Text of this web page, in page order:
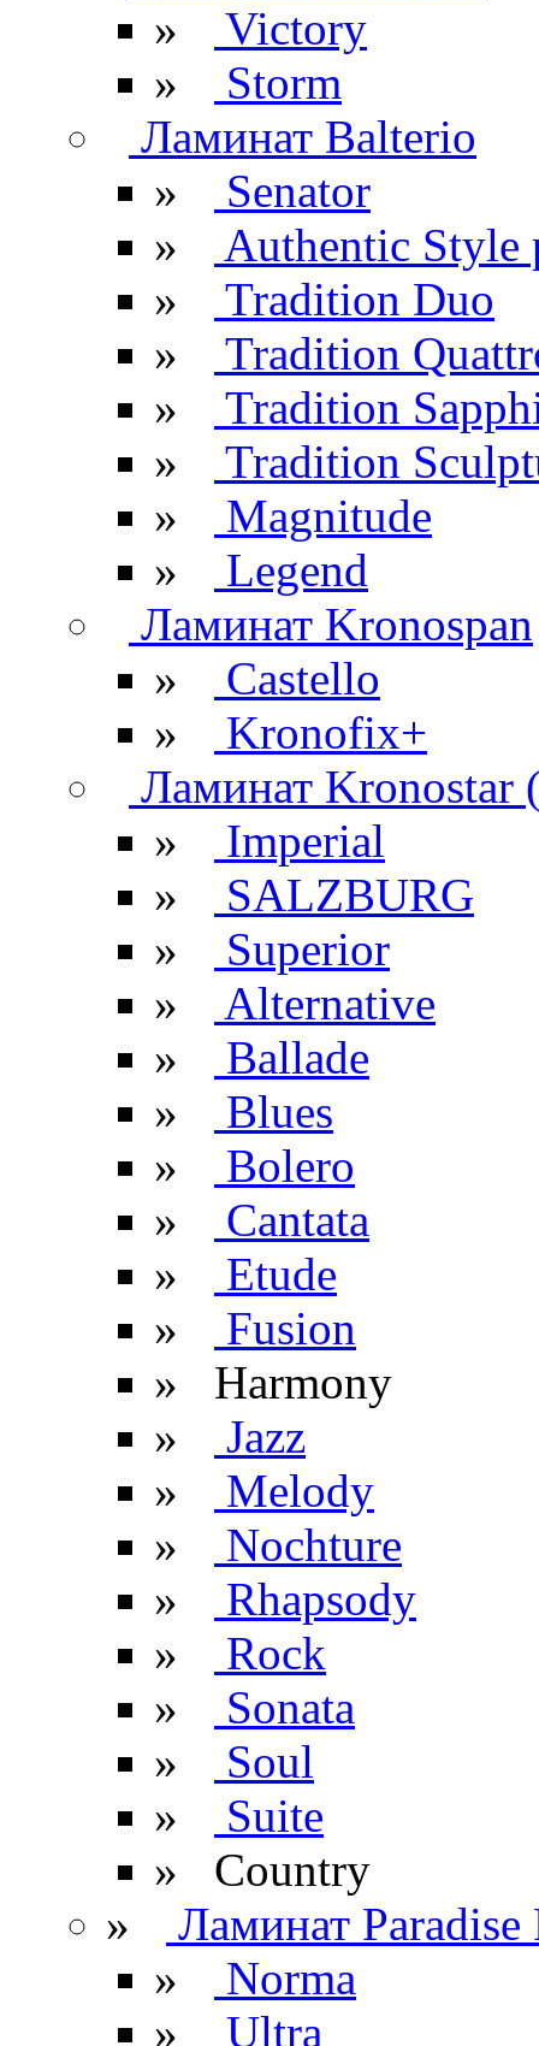
»
Victory
»
Storm
Ламинат Balterio
»
Senator
»
Authentic Style
»
Tradition Duo
»
Tradition
»
Tradition
»
Tradition
»
Magnitude
»
Legend
Ламинат Kronospan
»
Castello
»
Kronofix+
Ламинат Kronostar
»
Imperial
»
SALZBURG
»
Superior
»
Alternative
»
Ballade
»
Blues
»
Bolero
»
Cantata
»
Etude
»
Fusion
» Harmony
»
Jazz
»
Melody
»
Nochture
»
Rhapsody
»
Rock
»
Sonata
»
Soul
»
Suite
» Сountry
»
Ламинат Paradise
»
Norma
»
Ultra